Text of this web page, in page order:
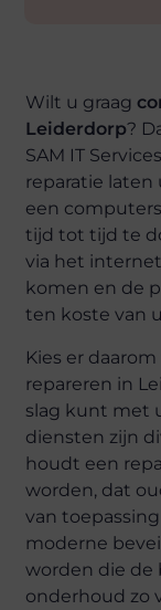
Wilt u graag
Leiderdorp?
SAM IT
reparatie laten
een
tijd tot tijd te
via het
komen en de
ten koste van
Kies er
repareren in
slag kunt met
diensten zijn
houdt een
worden, dat
van
moderne
worden die de
onderhoud zo